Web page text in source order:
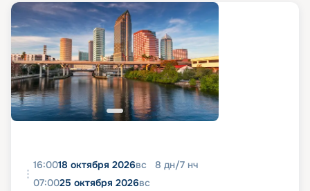
16:0018 октября 2026вс 8 дн/7 нч
07:0025 октября 2026вс